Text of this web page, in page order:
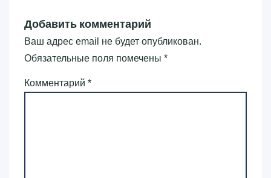
Добавить комментарий
Ваш адрес email не будет опубликован.
Обязательные поля помечены *
Комментарий *